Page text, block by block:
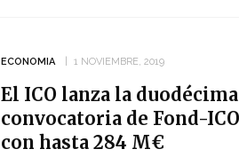
ECONOMIA 1 NOVIEMBRE, 2019
El ICO lanza la duodécima
convocatoria de Fond-
con hasta 284 M€